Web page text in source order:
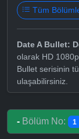
Tüm
Date A Bullet:
olarak HD
Bullet serisinin
ulaşabilirsiniz.
- Bölüm No: 1